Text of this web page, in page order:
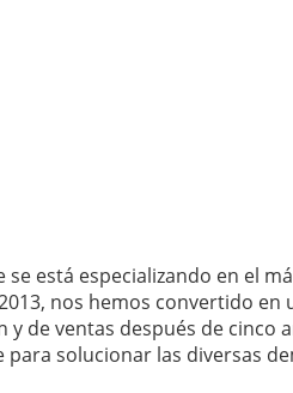
está especializando en el
nos hemos convertido
de ventas después de cinco
solucionar las diversas